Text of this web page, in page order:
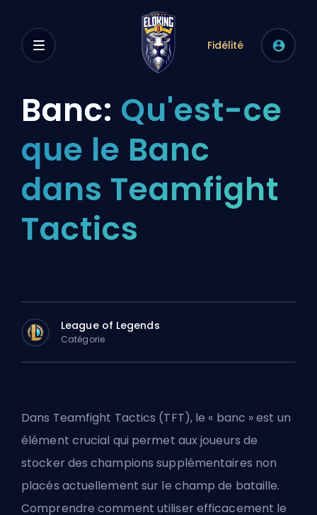
Fidélité
Banc: Qu'est-ce
que le Banc
dans Teamfight
Tactics
League of Legends
Catégorie
Dans Teamfight Tactics (TFT), le « banc » est un
élément crucial qui permet aux joueurs de
stocker des champions supplémentaires non
placés actuellement sur le champ de bataille.
Comprendre comment utiliser efficacement le